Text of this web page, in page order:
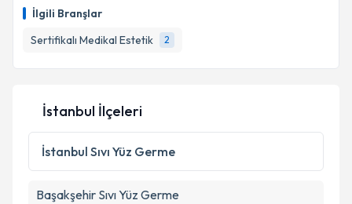
İlgili Branşlar
Sertifikalı Medikal Estetik
2
İstanbul İlçeleri
İstanbul Sıvı Yüz Germe
Başakşehir Sıvı Yüz Germe